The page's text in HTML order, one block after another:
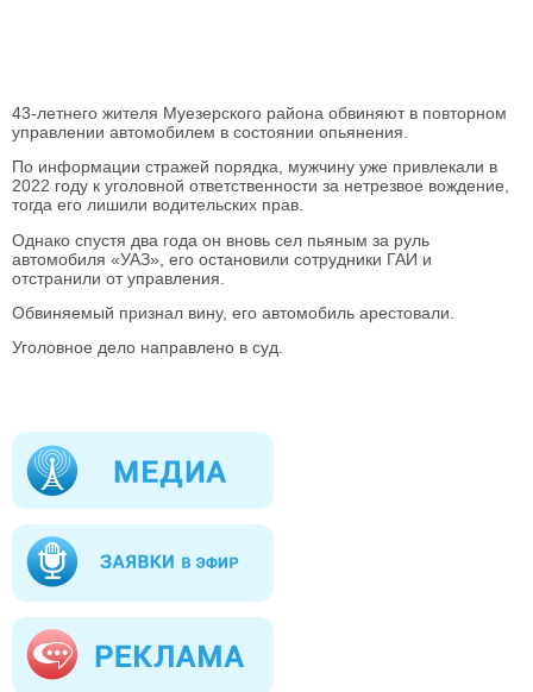
43-летнего жителя Муезерского района обвиняют в повторном
управлении автомобилем в состоянии опьянения.
По информации стражей порядка, мужчину уже привлекали в
2022 году к уголовной ответственности за нетрезвое вождение,
тогда его лишили водительских прав.
Однако спустя два года он вновь сел пьяным за руль
автомобиля «УАЗ», его остановили сотрудники ГАИ и
отстранили от управления.
Обвиняемый признал вину, его автомобиль арестовали.
Уголовное дело направлено в суд.